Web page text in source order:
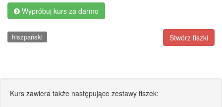
Wypróbuj kurs za darmo
Stwórz fiszki
hiszpański
Kurs zawiera także następujące zestawy fiszek: